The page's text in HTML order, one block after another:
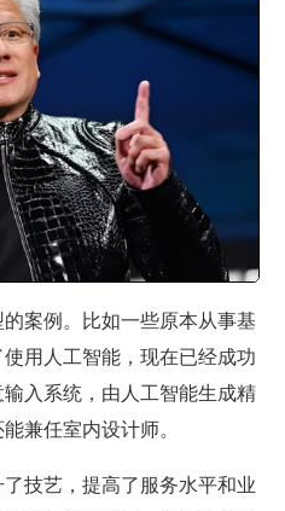
案例。比如一些原本从事基
用人工智能，现在已经成功
入系统，由人工智能生成精
兼任室内设计师。
技艺，提高了服务水平和业